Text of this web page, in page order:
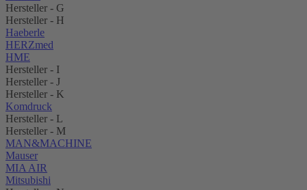
Hersteller - G
Hersteller - H
Haeberle
HERZmed
HME
Hersteller - I
Hersteller - J
Hersteller - K
Komdruck
Hersteller - L
Hersteller - M
MAN&MACHINE
Mauser
MIA AIR
Mitsubishi